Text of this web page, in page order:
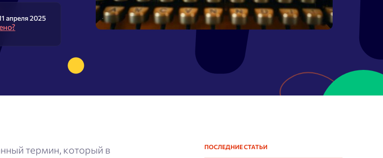
слов
Спам в ссылках
Параметры ссылок
Восстановление из
Webarchive
Поиск спама в Webarchive
апреля 2025
термин, который в
ПОСЛЕДНИЕ СТАТЬИ